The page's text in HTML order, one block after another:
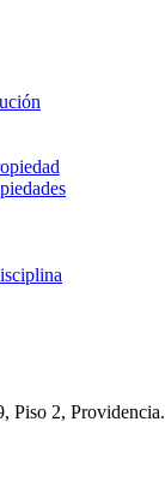
Piso 2, Providencia.